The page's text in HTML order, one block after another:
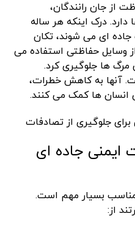
از جان رانندگان،
دارد. درک اینکه هر ساله
جاده ای می شوند، تکان
وسایل حفاظتی استفاده می
مرگ ها جلوگیری کرد.
آنها به کاهش خطرات،
انسان ها کمک می کنند.
جلوگیری از تصادفات
ایمنی جاده ای
مناسب بسیار مهم است.
از: